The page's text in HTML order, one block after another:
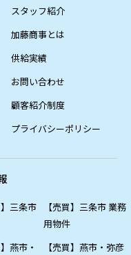
スタッフ紹介
加藤商事とは
供給実績
お問い合わせ
顧客紹介制度
プライバシーポリシー
】三条市
燕市・
【売買】三条市 業務
用物件
【売買】燕市・弥彦